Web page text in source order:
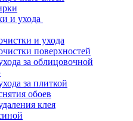
и ухода
и ухода
поверхностей
за облицовочной
за плиткой
обоев
клея